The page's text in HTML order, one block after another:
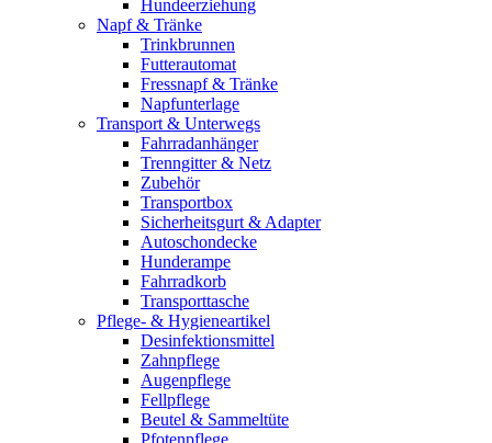
Hundeerziehung
Napf & Tränke
Trinkbrunnen
Futterautomat
Fressnapf & Tränke
Napfunterlage
Transport & Unterwegs
Fahrradanhänger
Trenngitter & Netz
Zubehör
Transportbox
Sicherheitsgurt & Adapter
Autoschondecke
Hunderampe
Fahrradkorb
Transporttasche
Pflege- & Hygieneartikel
Desinfektionsmittel
Zahnpflege
Augenpflege
Fellpflege
Beutel & Sammeltüte
Pfotenpflege